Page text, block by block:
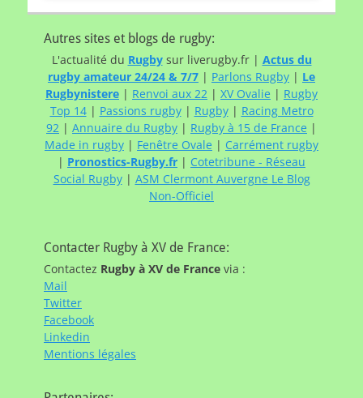
Autres sites et blogs de rugby:
L'actualité du Rugbysur liverugby.fr | Actus du
rugby amateur 24/24 & 7/7 | Parlons Rugby | Le
Rugbynistere | Renvoi aux 22 | XV Ovalie | Rugby
Top 14| Passions rugby| Rugby| Racing Metro
92 | Annuaire du Rugby | Rugby à 15 de France |
Made in rugby | Fenêtre Ovale | Carrément rugby
| Pronostics-Rugby.fr | Cotetribune - Réseau
Social Rugby| ASM Clermont Auvergne Le Blog
Non-Officiel
Contacter Rugby à XV de France:
Contactez Rugby à XV de France via :
Mail
Twitter
Facebook
Linkedin
Mentions légales